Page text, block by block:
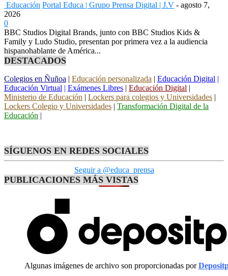
Educación Portal Educa | Grupo Prensa Digital | J.V - agosto 7,
2026
0
BBC Studios Digital Brands, junto con BBC Studios Kids &
Family y Ludo Studio, presentan por primera vez a la audiencia
hispanohablante de América...
DESTACADOS
Colegios en Ñuñoa | Educación personalizada | Educación Digital |
Educación Virtual | Exámenes Libres | Educación Digital |
Ministerio de Educación | Lockers para colegios y Universidades |
Lockers Colegio y Universidades | Transformación Digital de la
Educación |
SÍGUENOS EN REDES SOCIALES
Seguir a @educa_prensa
PUBLICACIONES MÁS VISTAS
Algunas imágenes de archivo son proporcionadas por